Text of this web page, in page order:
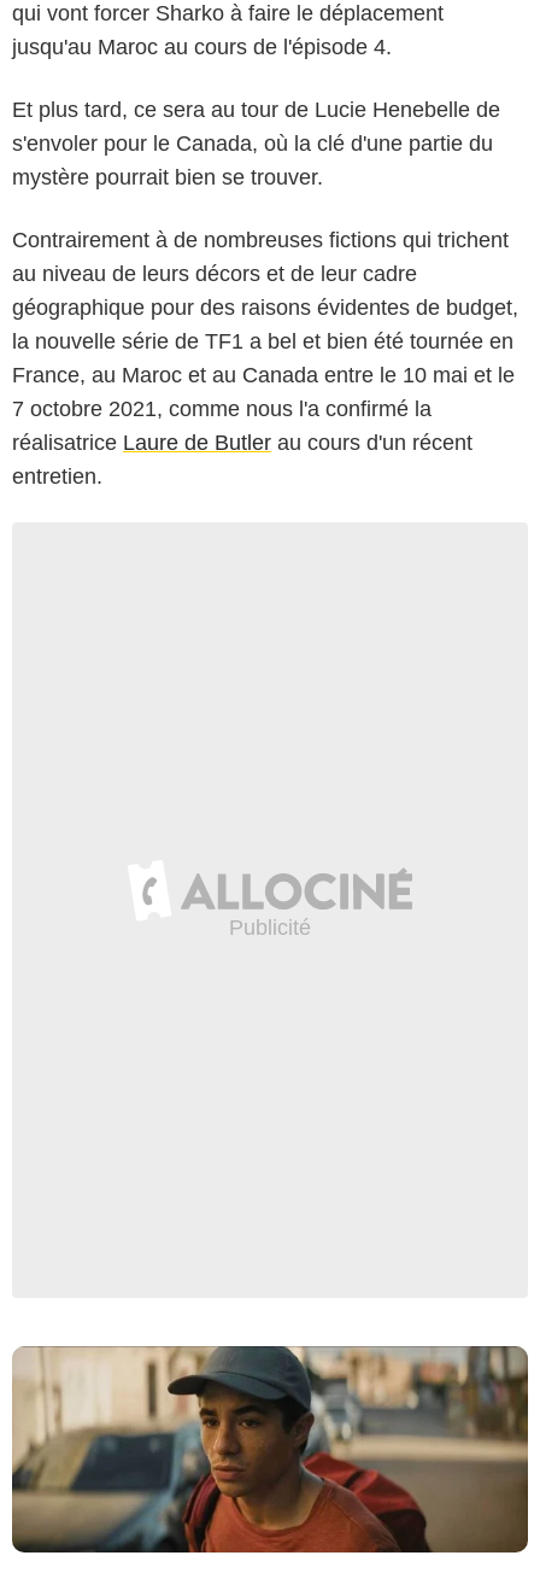
qui vont forcer Sharko à faire le déplacement
jusqu'au Maroc au cours de l'épisode 4.
Et plus tard, ce sera au tour de Lucie Henebelle de
s'envoler pour le Canada, où la clé d'une partie du
mystère pourrait bien se trouver.
Contrairement à de nombreuses fictions qui trichent
au niveau de leurs décors et de leur cadre
géographique pour des raisons évidentes de budget,
la nouvelle série de TF1 a bel et bien été tournée en
France, au Maroc et au Canada entre le 10 mai et le
7 octobre 2021, comme nous l'a confirmé la
réalisatrice Laure de Butler au cours d'un récent
entretien.